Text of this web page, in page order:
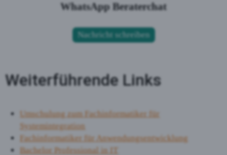
WhatsApp Beraterchat
Nachricht schreiben
Weiterführende Links
Umschulung zum Fachinformatiker für
Systemintegration
Fachinformatiker für Anwendungsentwicklung
Bachelor Professional in IT